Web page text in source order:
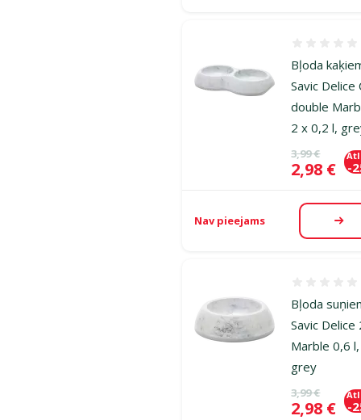
Bļoda
Savic Delice
double
2 x 0,2 l,
Oriģinālā
3,99 €
Cena
2,98 € -
Nav pieejams
Bļoda
Savic Delice
Marble 0,6 l,
grey
Oriģinālā
3,99 €
Cena
2,98 € -